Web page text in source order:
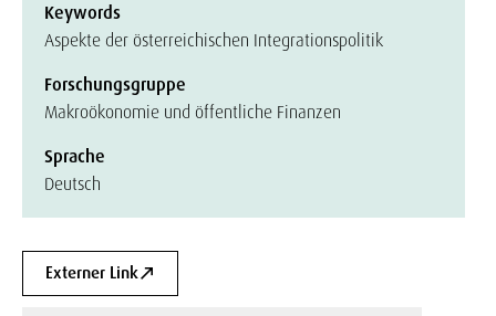
Keywords
Aspekte der österreichischen Integrationspolitik
Forschungsgruppe
Makroökonomie und öffentliche Finanzen
Sprache
Deutsch
Externer Link